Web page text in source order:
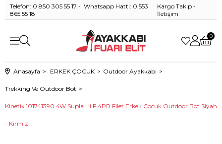
Telefon: 0 850 305 55 17 - Whatsapp Hattı: 0 553
865 55 18
Kargo Takip -
İletişim
0
Anasayfa ERKEK ÇOCUK Outdoor Ayakkabı
Trekking Ve Outdoor Bot
Kinetix 101741390 4W Supla Hi F 4PR Filet Erkek Çocuk Outdoor Bot Siyah
- Kırmızı